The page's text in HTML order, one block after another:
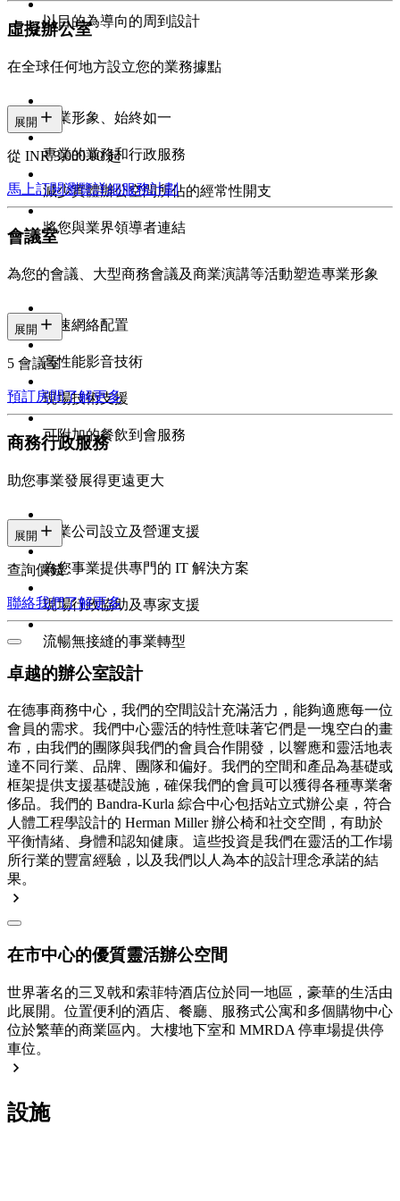
以目的為導向的周到設計
虛擬辦公室
在全球任何地方設立您的業務據點
專業形象、始終如一
專業的業務和行政服務
減少實體辦公空間所佔的經常性開支
將您與業界領導者連結
展開
從 INR 3,000.00 起
馬上訂閱瀏覽詳細服務計劃
會議室
為您的會議、大型商務會議及商業演講等活動塑造專業形象
高速網絡配置
高性能影音技術
現場技術支援
可附加的餐飲到會服務
展開
5 會議室
預訂房間了解更多
商務行政服務
助您事業發展得更遠更大
專業公司設立及營運支援
為您事業提供專門的 IT 解決方案
現場行政協助及專家支援
流暢無接縫的事業轉型
展開
查詢價錢
聯絡我們了解更多
卓越的辦公室設計
在德事商務中心，我們的空間設計充滿活力，能夠適應每一位
會員的需求。我們中心靈活的特性意味著它們是一塊空白的畫
布，由我們的團隊與我們的會員合作開發，以響應和靈活地表
達不同行業、品牌、團隊和偏好。我們的空間和產品為基礎或
框架提供支援基礎設施，確保我們的會員可以獲得各種專業奢
侈品。我們的 Bandra-Kurla 綜合中心包括站立式辦公桌，符合
人體工程學設計的 Herman Miller 辦公椅和社交空間，有助於
平衡情緒、身體和認知健康。這些投資是我們在靈活的工作場
所行業的豐富經驗，以及我們以人為本的設計理念承諾的結
果。
在市中心的優質靈活辦公空間
世界著名的三叉戟和索菲特酒店位於同一地區，豪華的生活由
此展開。位置便利的酒店、餐廳、服務式公寓和多個購物中心
位於繁華的商業區內。大樓地下室和 MMRDA 停車場提供停
車位。
設施